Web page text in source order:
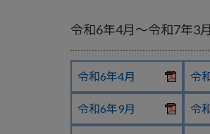
令和6年4月〜令和7年3月
令和6年4月 令
令和6年9月 令